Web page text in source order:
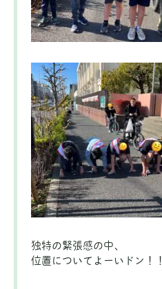
独特の緊張感の中、
位置についてよーいドン！！